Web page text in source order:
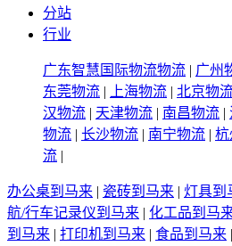
分站
行业
广东智慧国际物流物流 | 广州
东莞物流 | 上海物流 | 北京物
汉物流 | 天津物流 | 南昌物流 |
物流 | 长沙物流 | 南宁物流 | 杭
流 |
办公桌到马来 | 瓷砖到马来 | 灯具到
航/行车记录仪到马来 | 化工品到马
到马来 | 打印机到马来 | 食品到马来 |